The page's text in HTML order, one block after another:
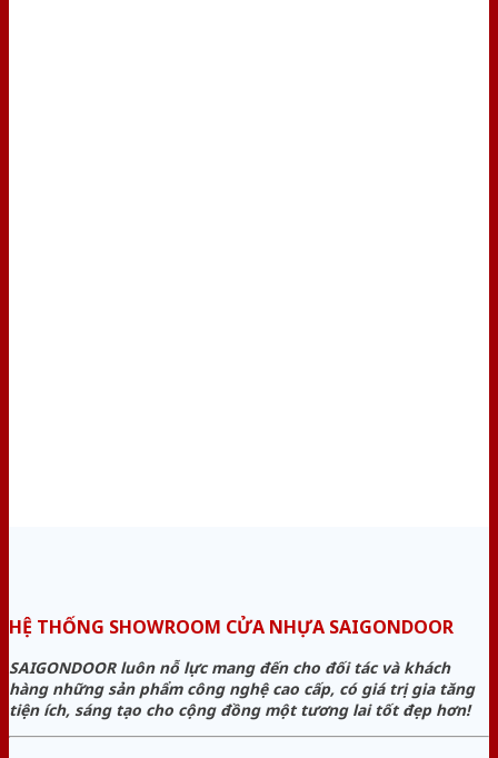
HỆ THỐNG SHOWROOM CỬA NHỰA SAIGONDOOR
SAIGONDOOR luôn nỗ lực mang đến cho đối tác và khách
hàng những sản phẩm công nghệ cao cấp, có giá trị gia tăng
tiện ích, sáng tạo cho cộng đồng một tương lai tốt đẹp hơn!